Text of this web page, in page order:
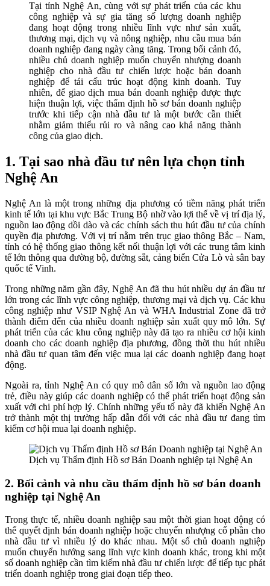
Tại tỉnh Nghệ An, cùng với sự phát triển của các khu
công nghiệp và sự gia tăng số lượng doanh nghiệp
đang hoạt động trong nhiều lĩnh vực như sản xuất,
thương mại, dịch vụ và nông nghiệp, nhu cầu mua bán
doanh nghiệp đang ngày càng tăng. Trong bối cảnh đó,
nhiều chủ doanh nghiệp muốn chuyển nhượng doanh
nghiệp cho nhà đầu tư chiến lược hoặc bán doanh
nghiệp để tái cấu trúc hoạt động kinh doanh. Tuy
nhiên, để giao dịch mua bán doanh nghiệp được thực
hiện thuận lợi, việc thẩm định hồ sơ bán doanh nghiệp
trước khi tiếp cận nhà đầu tư là một bước cần thiết
nhằm giảm thiểu rủi ro và nâng cao khả năng thành
công của giao dịch.
1. Tại sao nhà đầu tư nên lựa chọn tỉnh
Nghệ An
Nghệ An là một trong những địa phương có tiềm năng phát triển
kinh tế lớn tại khu vực Bắc Trung Bộ nhờ vào lợi thế về vị trí địa lý,
nguồn lao động dồi dào và các chính sách thu hút đầu tư của chính
quyền địa phương. Với vị trí nằm trên trục giao thông Bắc – Nam,
tỉnh có hệ thống giao thông kết nối thuận lợi với các trung tâm kinh
tế lớn thông qua đường bộ, đường sắt, cảng biển Cửa Lò và sân bay
quốc tế Vinh.
Trong những năm gần đây, Nghệ An đã thu hút nhiều dự án đầu tư
lớn trong các lĩnh vực công nghiệp, thương mại và dịch vụ. Các khu
công nghiệp như VSIP Nghệ An và WHA Industrial Zone đã trở
thành điểm đến của nhiều doanh nghiệp sản xuất quy mô lớn. Sự
phát triển của các khu công nghiệp này đã tạo ra nhiều cơ hội kinh
doanh cho các doanh nghiệp địa phương, đồng thời thu hút nhiều
nhà đầu tư quan tâm đến việc mua lại các doanh nghiệp đang hoạt
động.
Ngoài ra, tỉnh Nghệ An có quy mô dân số lớn và nguồn lao động
trẻ, điều này giúp các doanh nghiệp có thể phát triển hoạt động sản
xuất với chi phí hợp lý. Chính những yếu tố này đã khiến Nghệ An
trở thành một thị trường hấp dẫn đối với các nhà đầu tư đang tìm
kiếm cơ hội mua lại doanh nghiệp.
Dịch vụ Thẩm định Hồ sơ Bán Doanh nghiệp tại Nghệ An
2. Bối cảnh và nhu cầu thẩm định hồ sơ bán doanh
nghiệp tại Nghệ An
Trong thực tế, nhiều doanh nghiệp sau một thời gian hoạt động có
thể quyết định bán doanh nghiệp hoặc chuyển nhượng cổ phần cho
nhà đầu tư vì nhiều lý do khác nhau. Một số chủ doanh nghiệp
muốn chuyển hướng sang lĩnh vực kinh doanh khác, trong khi một
số doanh nghiệp cần tìm kiếm nhà đầu tư chiến lược để tiếp tục phát
triển doanh nghiệp trong giai đoạn tiếp theo.